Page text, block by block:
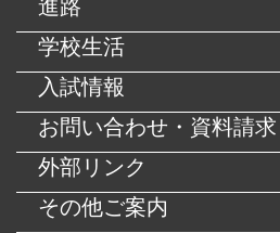
進路
学校生活
入試情報
お問い合わせ・資料請求
外部リンク
その他ご案内